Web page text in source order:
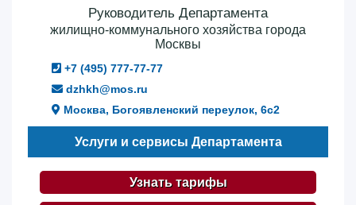
Руководитель Департамента
жилищно-коммунального хозяйства города
Москвы
+7 (495) 777-77-77
dzhkh@mos.ru
Москва, Богоявленский переулок, 6с2
Услуги и сервисы Департамента
Узнать тарифы